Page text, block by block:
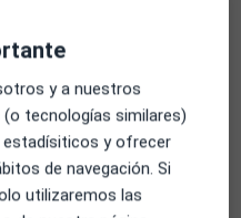
que, a su vez,
infantil
y a nuestros
tecnologías similares)
y ofrecer
de navegación. Si
utilizaremos las